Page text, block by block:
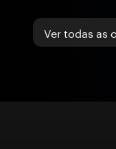
Ver todas as